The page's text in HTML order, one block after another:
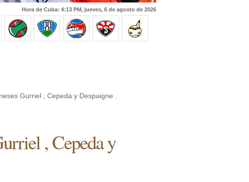
Hora de Cuba: 4:13 PM, jueves, 6 de agosto de 2026
Gurriel , Cepeda y Despaigne .
, Cepeda y